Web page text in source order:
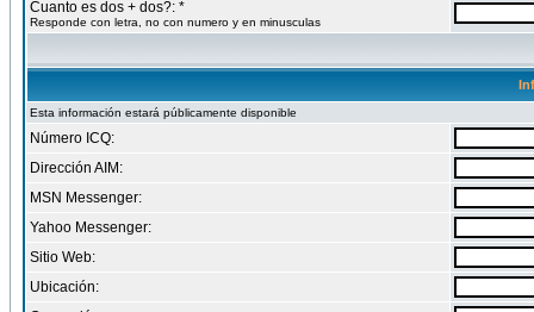
Cuanto es dos + dos?: *
Responde con letra, no con numero y en minusculas
Esta información estará públicamente disponible
Número ICQ:
Dirección AIM:
MSN Messenger:
Yahoo Messenger:
Sitio Web:
Ubicación: